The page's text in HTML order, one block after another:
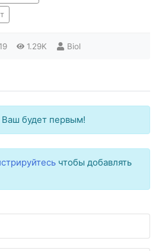
1.29K Biol
будет первым!
чтобы добавлять